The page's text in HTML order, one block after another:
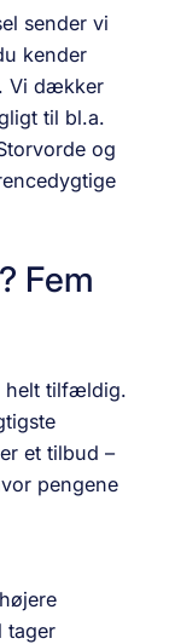
sender vi
kender
Vi dækker
til bl.a.
og
Fem
helt tilfældig.
et tilbud –
pengene
tager